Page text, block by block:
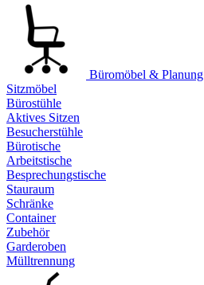
Büromöbel & Planung
Sitzmöbel
Bürostühle
Aktives Sitzen
Besucherstühle
Bürotische
Arbeitstische
Besprechungstische
Stauraum
Schränke
Container
Zubehör
Garderoben
Mülltrennung